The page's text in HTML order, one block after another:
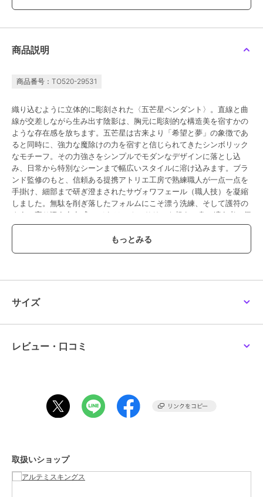
商品説明
商品番号：TO520-29531
織り込むように立体的に彫刻された〈五芒星ペンダント〉。直線と曲
線が交差しながら生み出す陰影は、胸元に彫刻的な構造美を宿すかの
ような存在感を放ちます。五芒星は古来より「希望と夢」の象徴であ
ると同時に、強力な魔除けの力を宿すと信じられてきたシンボリック
なモチーフ。その力強さをシンプルでモダンなデザインに落とし込
み、日常から特別なシーンまで幅広いスタイルに溶け込みます。ブラ
ンド監修のもと、信頼ある提携アトリエ工房で熟練職人が一点一点を
手掛け、細部まで研ぎ澄まされたサヴォワフェール（職人技）を凝縮
しました。無駄を削ぎ落したフォルムにこそ漂う洗練、そして護符の
ように寄り添う存在感──それはアクセサリーを超え、身に纏う者の個
性と信念を物語る現代のポータブル・アートです。
【TOPのみ】
ショップ
商品カテゴリ
アクセサリー・ヘアアクセサリー
シルバー
Ｆ
特徴
サイズ
レビュー・口コミ
取扱いショップ